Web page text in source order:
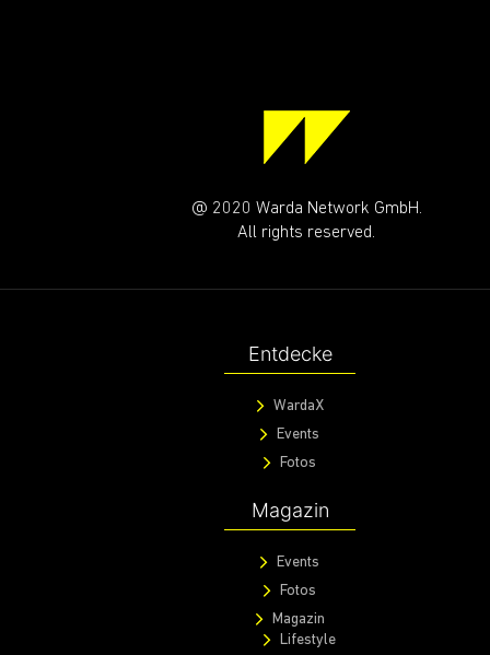
@ 2020 Warda Network GmbH.
All rights reserved.
Entdecke
WardaX
Events
Fotos
Magazin
Events
Fotos
Magazin
Lifestyle